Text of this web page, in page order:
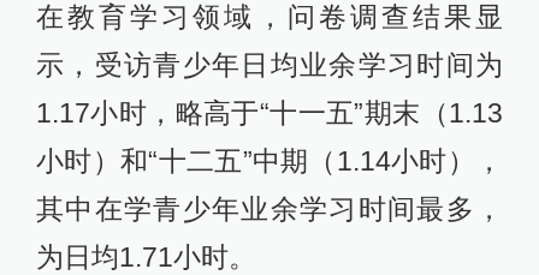
在教育学习领域，问卷调查结果显
示，受访青少年日均业余学习时间为
1.17小时，略高于“十一五”期末（1.13
小时）和“十二五”中期（1.14小时），
其中在学青少年业余学习时间最多，
为日均1.71小时。